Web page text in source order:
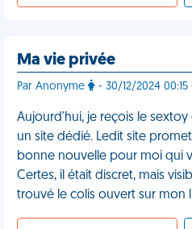
Ma vie privée
Par Anonyme - 30/12/2024 00:15
Aujourd'hui, je reçois le
un site dédié. Ledit site
bonne nouvelle pour moi qui
Certes, il était discret, mais
trouvé le colis ouvert sur mon